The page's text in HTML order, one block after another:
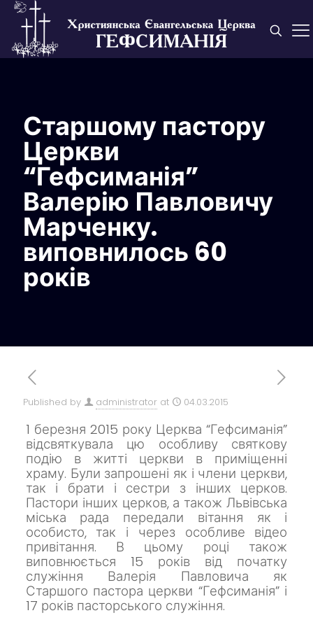
Старшому пастору
Церкви
“Гефсиманія”
Валерію Павловичу
Марченку.
виповнилось 60
років
Published by administrator at 04.03.2015
1 березня 2015 року Церква “Гефсиманія”
відсвяткувала цю особливу святкову
подію в житті церкви в приміщенні
храму. Були запрошені як і члени церкви,
так і брати і сестри з інших церков.
Пастори інших церков, а також Львівська
міська рада передали вітання як і
особисто, так і через особливе відео
привітання. В цьому році також
виповнюється 15 років від початку
служіння Валерія Павловича як
Старшого пастора церкви “Гефсиманія” і
17 років пасторського служіння.